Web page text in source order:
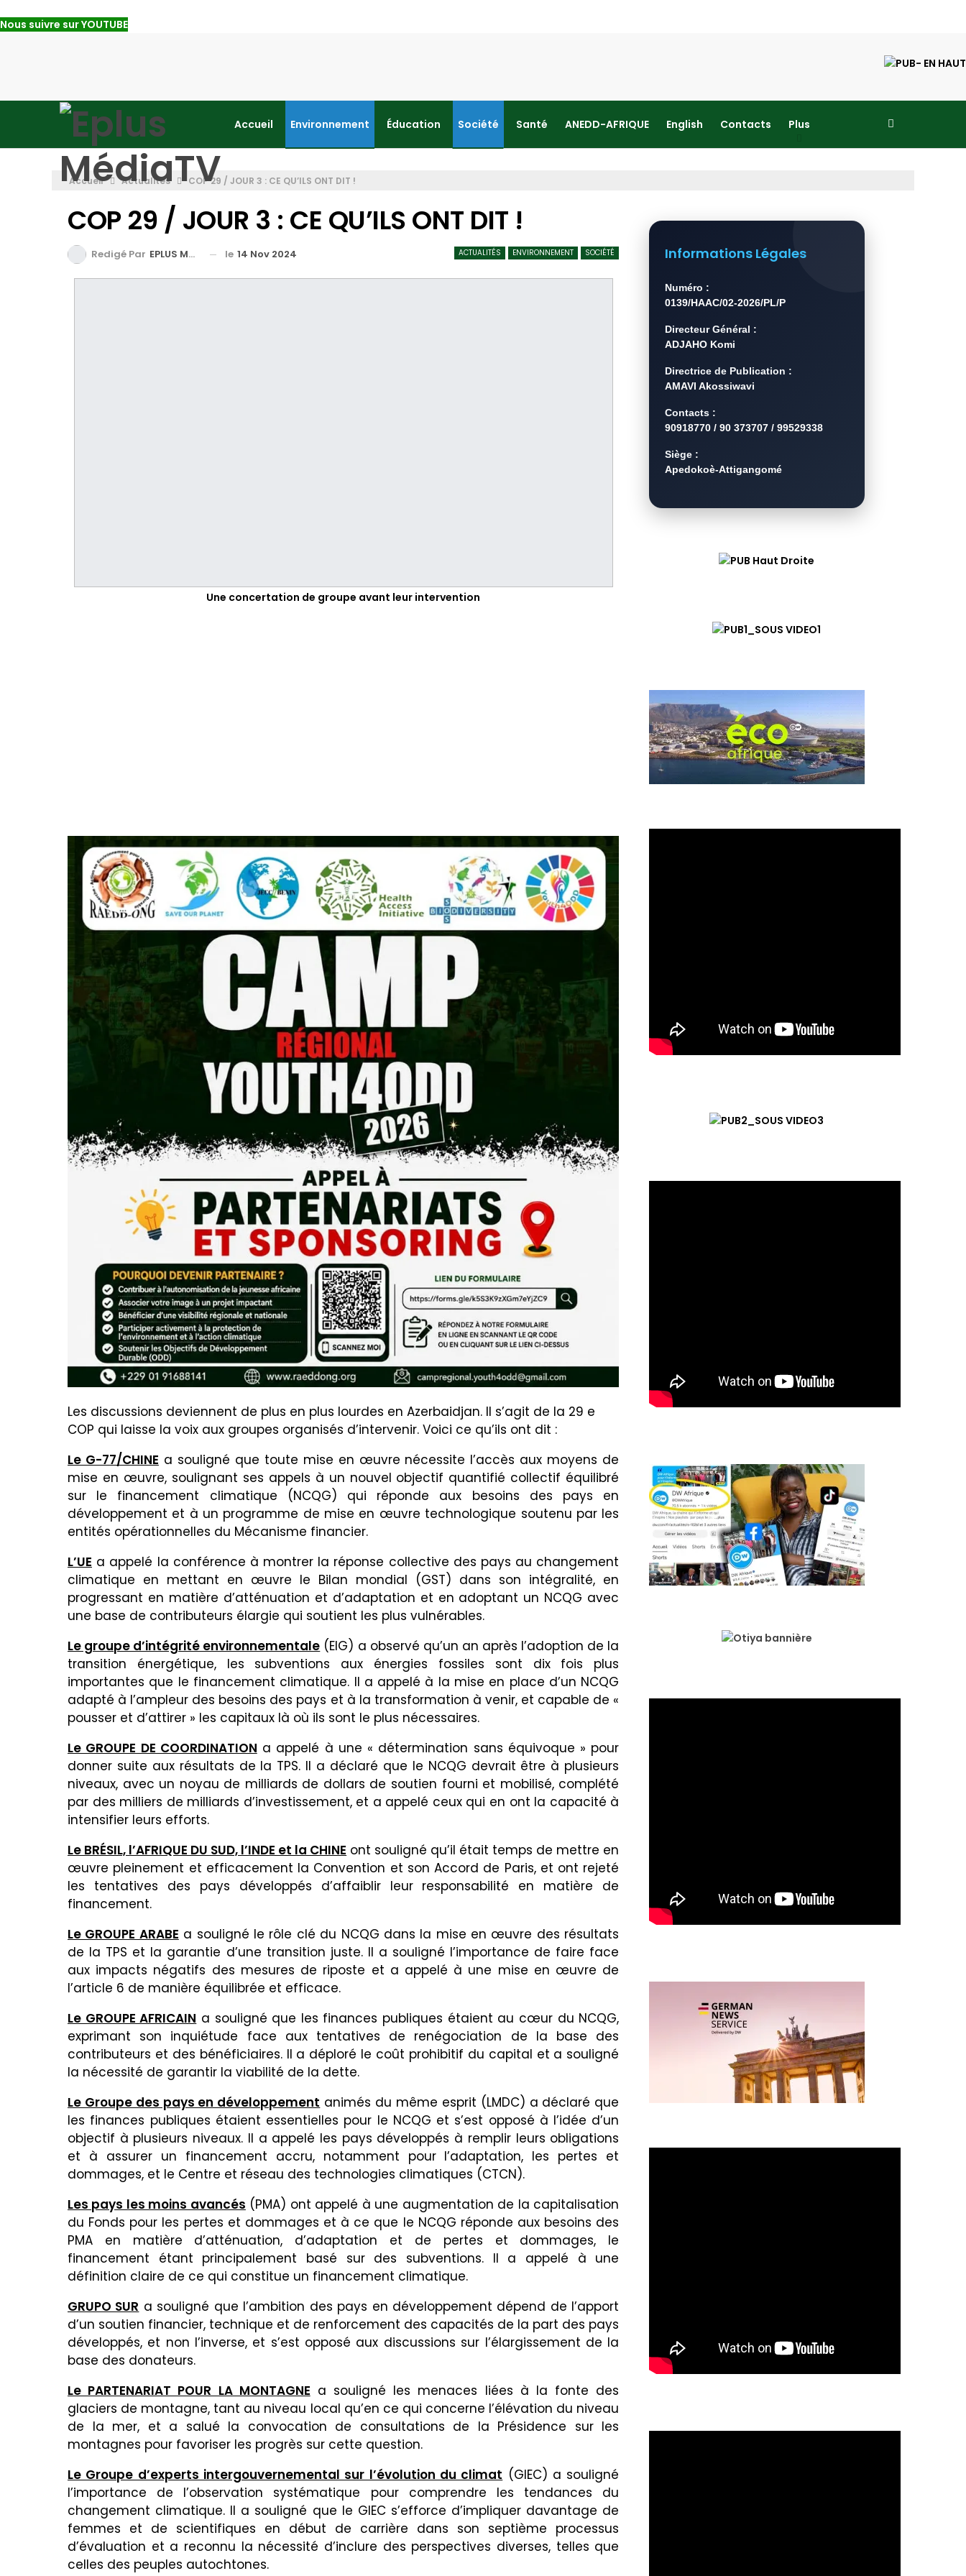
Nous suivre sur YOUTUBE
Accueil Environnement Éducation Société Santé ANEDD-AFRIQUE English Contacts Plus
Accueil Actualités COP 29 / JOUR 3 : CE QU’ILS ONT DIT !
COP 29 / JOUR 3 : CE QU’ILS ONT DIT !
ACTUALITÉS ENVIRONNEMENT SOCIÉTÉ
Redigé Par EPLUS MEDIA TV le 14 Nov 2024
Une concertation de groupe avant leur intervention
Les discussions deviennent de plus en plus lourdes en Azerbaidjan. Il s’agit de la 29 e
COP qui laisse la voix aux groupes organisés d’intervenir. Voici ce qu’ils ont dit :
Le G-77/CHINE a souligné que toute mise en œuvre nécessite l’accès aux moyens de
mise en œuvre, soulignant ses appels à un nouvel objectif quantifié collectif équilibré
sur le financement climatique (NCQG) qui réponde aux besoins des pays en
développement et à un programme de mise en œuvre technologique soutenu par les
entités opérationnelles du Mécanisme financier.
L’UE a appelé la conférence à montrer la réponse collective des pays au changement
climatique en mettant en œuvre le Bilan mondial (GST) dans son intégralité, en
progressant en matière d’atténuation et d’adaptation et en adoptant un NCQG avec
une base de contributeurs élargie qui soutient les plus vulnérables.
Le groupe d’intégrité environnementale (EIG) a observé qu’un an après l’adoption de la
transition énergétique, les subventions aux énergies fossiles sont dix fois plus
importantes que le financement climatique. Il a appelé à la mise en place d’un NCQG
adapté à l’ampleur des besoins des pays et à la transformation à venir, et capable de «
pousser et d’attirer » les capitaux là où ils sont le plus nécessaires.
Le GROUPE DE COORDINATION a appelé à une « détermination sans équivoque » pour
donner suite aux résultats de la TPS. Il a déclaré que le NCQG devrait être à plusieurs
niveaux, avec un noyau de milliards de dollars de soutien fourni et mobilisé, complété
par des milliers de milliards d’investissement, et a appelé ceux qui en ont la capacité à
intensifier leurs efforts.
Le BRÉSIL, l’AFRIQUE DU SUD, l’INDE et la CHINE ont souligné qu’il était temps de mettre en
œuvre pleinement et efficacement la Convention et son Accord de Paris, et ont rejeté
les tentatives des pays développés d’affaiblir leur responsabilité en matière de
financement.
Le GROUPE ARABE a souligné le rôle clé du NCQG dans la mise en œuvre des résultats
de la TPS et la garantie d’une transition juste. Il a souligné l’importance de faire face
aux impacts négatifs des mesures de riposte et a appelé à une mise en œuvre de
l’article 6 de manière équilibrée et efficace.
Le GROUPE AFRICAIN a souligné que les finances publiques étaient au cœur du NCQG,
exprimant son inquiétude face aux tentatives de renégociation de la base des
contributeurs et des bénéficiaires. Il a déploré le coût prohibitif du capital et a souligné
la nécessité de garantir la viabilité de la dette.
Le Groupe des pays en développement animés du même esprit (LMDC) a déclaré que
les finances publiques étaient essentielles pour le NCQG et s’est opposé à l’idée d’un
objectif à plusieurs niveaux. Il a appelé les pays développés à remplir leurs obligations
et à assurer un financement accru, notamment pour l’adaptation, les pertes et
dommages, et le Centre et réseau des technologies climatiques (CTCN).
Les pays les moins avancés (PMA) ont appelé à une augmentation de la capitalisation
du Fonds pour les pertes et dommages et à ce que le NCQG réponde aux besoins des
PMA en matière d’atténuation, d’adaptation et de pertes et dommages, le
financement étant principalement basé sur des subventions. Il a appelé à une
définition claire de ce qui constitue un financement climatique.
GRUPO SUR a souligné que l’ambition des pays en développement dépend de l’apport
d’un soutien financier, technique et de renforcement des capacités de la part des pays
développés, et non l’inverse, et s’est opposé aux discussions sur l’élargissement de la
base des donateurs.
Le PARTENARIAT POUR LA MONTAGNE a souligné les menaces liées à la fonte des
glaciers de montagne, tant au niveau local qu’en ce qui concerne l’élévation du niveau
de la mer, et a salué la convocation de consultations de la Présidence sur les
montagnes pour favoriser les progrès sur cette question.
Le Groupe d’experts intergouvernemental sur l’évolution du climat (GIEC) a souligné
l’importance de l’observation systématique pour comprendre les tendances du
changement climatique. Il a souligné que le GIEC s’efforce d’impliquer davantage de
femmes et de scientifiques en début de carrière dans son septième processus
d’évaluation et a reconnu la nécessité d’inclure des perspectives diverses, telles que
celles des peuples autochtones.
Informations Légales
Numéro :
0139/HAAC/02-2026/PL/P
Directeur Général :
ADJAHO Komi
Directrice de Publication :
AMAVI Akossiwavi
Contacts :
90918770 / 90 373707 / 99529338
Siège :
Apedokoè-Attigangomé